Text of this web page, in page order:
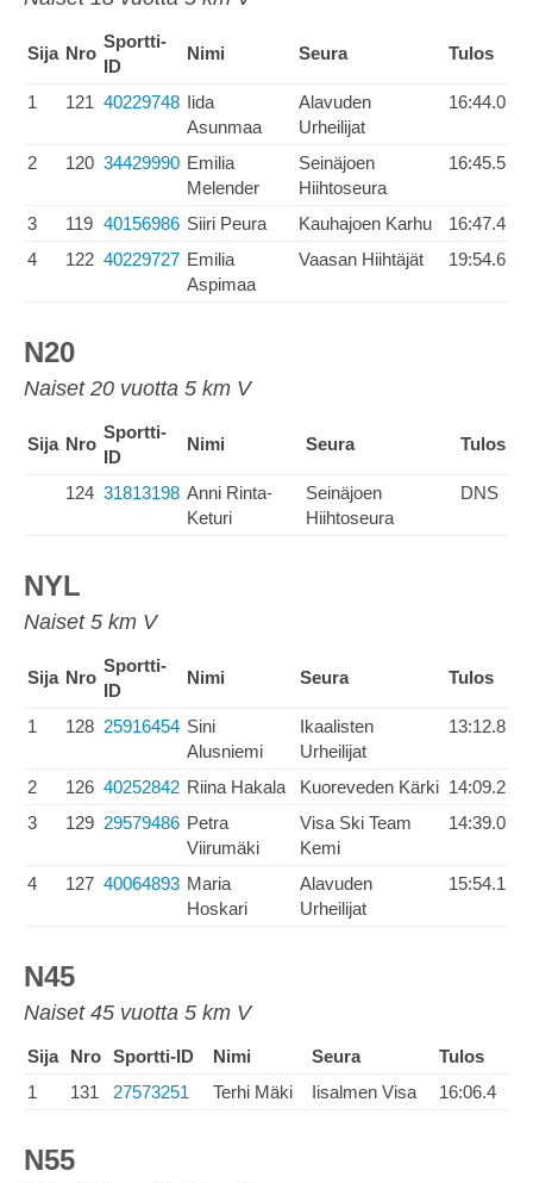
Sija Nro
Sportti-
ID
Nimi Seura Tulos
1 121 40229748 Iida
Asunmaa
Alavuden
Urheilijat
16:44.0
2 120 34429990 Emilia
Melender
Seinäjoen
Hiihtoseura
16:45.5
3 119 40156986 Siiri Peura Kauhajoen Karhu
16:47.4
4
122 40229727 Emilia
Aspimaa
Vaasan Hiihtäjät 19:54.6
N20
Naiset 20 vuotta 5 km V
Sija Nro
Sportti-
ID
Nimi Seura Tulos
124 31813198 Anni Rinta-
Keturi
Seinäjoen
Hiihtoseura
DNS
NYL
Naiset 5 km V
Sija Nro
Sportti-
ID
Nimi Seura Tulos
1 128 25916454 Sini
Alusniemi
Ikaalisten
Urheilijat
13:12.8
2 126 40252842 Riina Hakala Kuoreveden Kärki 14:09.2
3
129 29579486 Petra
Viirumäki
Visa Ski Team
Kemi
14:39.0
4 127 40064893 Maria
Hoskari
Alavuden
Urheilijat
15:54.1
N45
Naiset 45 vuotta 5 km V
Sija Nro Sportti-ID Nimi Seura
Tulos
1
131 27573251 Terhi Mäki Iisalmen Visa 16:06.4
N55